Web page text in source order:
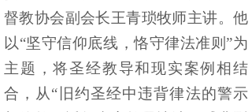
督教协会副会长王青琐牧师主讲。他
以“坚守信仰底线，恪守律法准则”为
主题 ，将圣经教导和现实案例相结
合，从“旧约圣经中违背律法的警示